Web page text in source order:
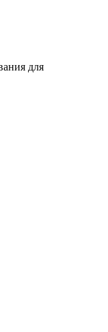
для